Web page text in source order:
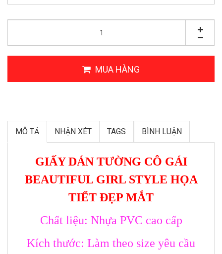
MUA HÀNG
MÔ TẢ NHẬN XÉT TAGS BÌNH LUẬN
GIẤY DÁN TƯỜNG CÔ GÁI
BEAUTIFUL GIRL STYLE HỌA
TIẾT ĐẸP MẮT
Chất liệu: Nhựa PVC cao cấp
Kích thước: Làm theo size yêu cầu